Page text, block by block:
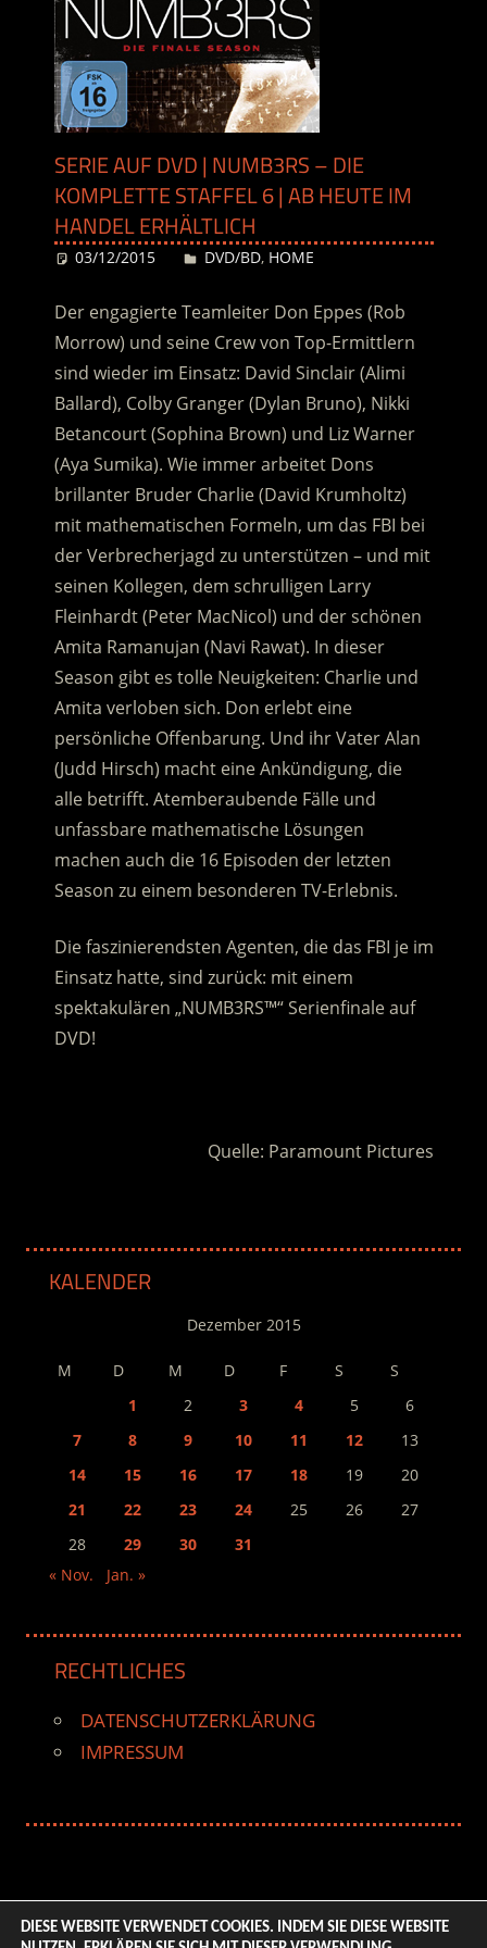
SERIE AUF DVD | NUMB3RS – DIE
KOMPLETTE STAFFEL 6 | AB HEUTE IM
HANDEL ERHÄLTLICH
03/12/2015 Desiree
DVD/BD, HOME
Der engagierte Teamleiter Don Eppes (Rob
Morrow) und seine Crew von Top-Ermittlern
sind wieder im Einsatz: David Sinclair (Alimi
Ballard), Colby Granger (Dylan Bruno), Nikki
Betancourt (Sophina Brown) und Liz Warner
(Aya Sumika). Wie immer arbeitet Dons
brillanter Bruder Charlie (David Krumholtz)
mit mathematischen Formeln, um das FBI bei
der Verbrecherjagd zu unterstützen – und mit
seinen Kollegen, dem schrulligen Larry
Fleinhardt (Peter MacNicol) und der schönen
Amita Ramanujan (Navi Rawat). In dieser
Season gibt es tolle Neuigkeiten: Charlie und
Amita verloben sich. Don erlebt eine
persönliche Offenbarung. Und ihr Vater Alan
(Judd Hirsch) macht eine Ankündigung, die
alle betrifft. Atemberaubende Fälle und
unfassbare mathematische Lösungen
machen auch die 16 Episoden der letzten
Season zu einem besonderen TV-Erlebnis.
Die faszinierendsten Agenten, die das FBI je im
Einsatz hatte, sind zurück: mit einem
spektakulären „NUMB3RS™“ Serienfinale auf
DVD!
Quelle: Paramount Pictures
KALENDER
Dezember 2015
M D M D F S
S
1
2 3 4 5
6
7
8 9 10 11 12
13
14
15 16 17 18 19
20
21
22 23 24 25 26
27
28
29 30
31
« Nov.
Jan. »
RECHTLICHES
DATENSCHUTZERKLÄRUNG
IMPRESSUM
DIESE WEBSITE VERWENDET COOKIES. INDEM SIE DIESE WEBSITE